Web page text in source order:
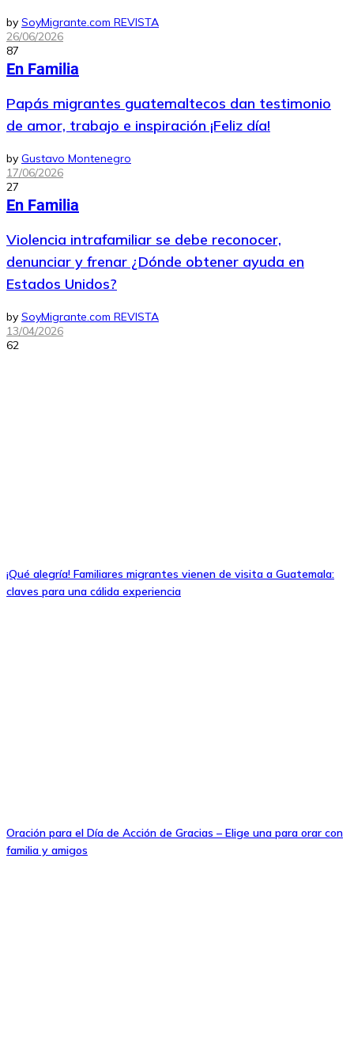
by SoyMigrante.com REVISTA
26/06/2026
87
En Familia
Papás migrantes guatemaltecos dan testimonio
de amor, trabajo e inspiración ¡Feliz día!
by Gustavo Montenegro
17/06/2026
27
En Familia
Violencia intrafamiliar se debe reconocer,
denunciar y frenar ¿Dónde obtener ayuda en
Estados Unidos?
by SoyMigrante.com REVISTA
13/04/2026
62
¡Qué alegría! Familiares migrantes vienen de visita a Guatemala:
claves para una cálida experiencia
Oración para el Día de Acción de Gracias – Elige una para orar con
familia y amigos